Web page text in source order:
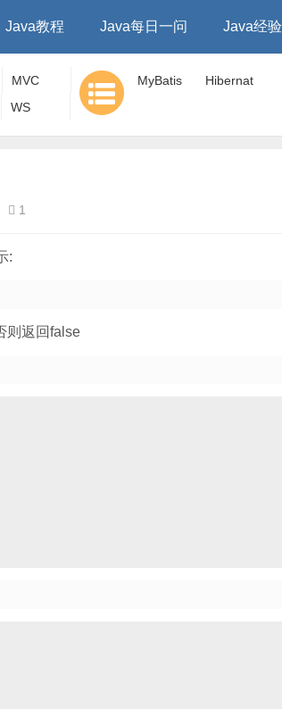
Java教程 Java每日一问 Java经验
MVC
WS
MyBatis
Hibernat
1
:
则返回false